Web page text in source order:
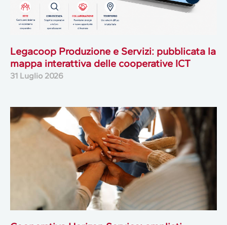
Legacoop Produzione e Servizi: pubblicata la
mappa interattiva delle cooperative ICT
31 Luglio 2026